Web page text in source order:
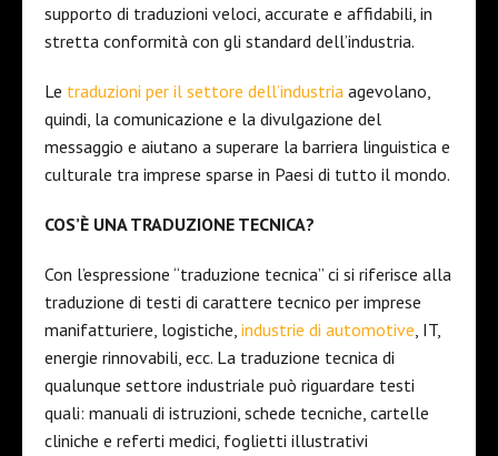
supporto di traduzioni veloci, accurate e affidabili, in
stretta conformità con gli standard dell’industria.
Le traduzioni per il settore dell’industria agevolano,
quindi, la comunicazione e la divulgazione del
messaggio e aiutano a superare la barriera linguistica e
culturale tra imprese sparse in Paesi di tutto il mondo.
COS’È UNA TRADUZIONE TECNICA?
Con l’espressione “traduzione tecnica” ci si riferisce alla
traduzione di testi di carattere tecnico per imprese
manifatturiere, logistiche, industrie di automotive, IT,
energie rinnovabili, ecc. La traduzione tecnica di
qualunque settore industriale può riguardare testi
quali: manuali di istruzioni, schede tecniche, cartelle
cliniche e referti medici, foglietti illustrativi